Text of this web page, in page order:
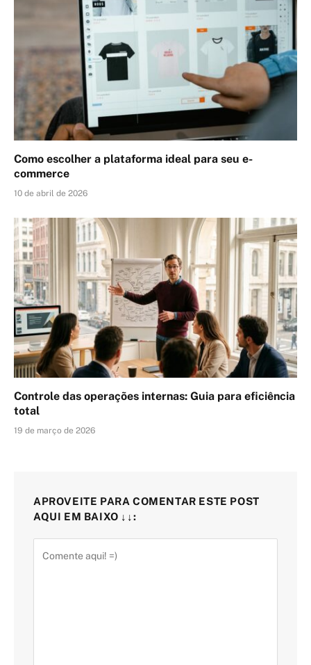
Como escolher a plataforma ideal para seu e-
commerce
10 de abril de 2026
Controle das operações internas: Guia para eficiência
total
19 de março de 2026
APROVEITE PARA COMENTAR ESTE POST
AQUI EM BAIXO ↓↓: